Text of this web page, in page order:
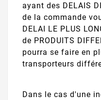
ayant des DELAIS
de la commande
DELAI LE PLUS
de PRODUITS
pourra se faire en
transporteurs
Dans le cas d'une